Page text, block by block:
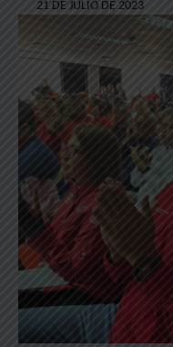
21 DE JULIO DE 2023